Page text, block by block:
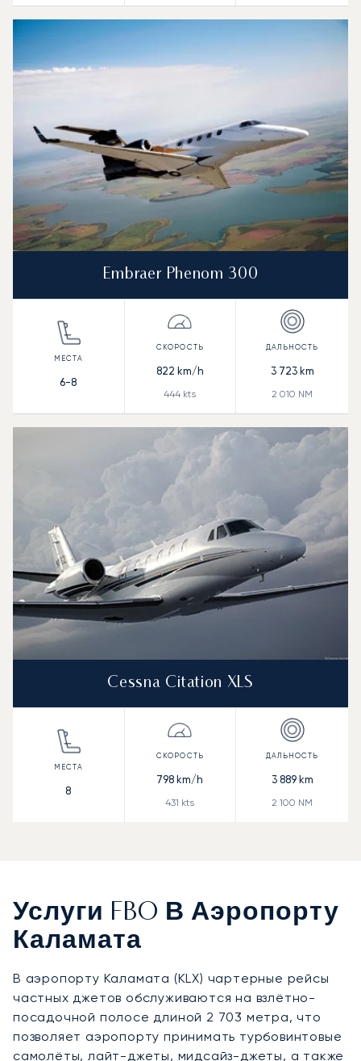
Embraer Phenom 300
6-8
822 km/h
444 kts
3 723km
2 010 NM
Cessna Citation XLS
8
798 km/h
431 kts
3 889km
2 100 NM
Услуги FBO В Аэропорту
Каламата
В аэропорту Каламата (KLX) чартерные рейсы
частных джетов обслуживаются на взлётно-
посадочной полосе длиной 2 703 метра, что
позволяет аэропорту принимать турбовинтовые
самолёты, лайт-джеты, мидсайз-джеты, а также